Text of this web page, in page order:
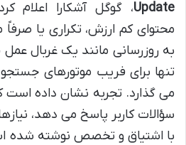
Update، گوگل آشکارا اعلام
محتوای کم ارزش، تکراری یا
به روزرسانی مانند یک غربال
تنها برای فریب موتورهای
می گذارد. تجربه نشان داده است
سؤالات کاربر پاسخ می دهد،
با اشتیاق و تخصص نوشته شده